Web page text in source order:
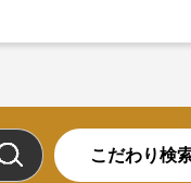
こだわり検